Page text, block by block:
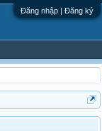
Đăng nhập | Đăng ký